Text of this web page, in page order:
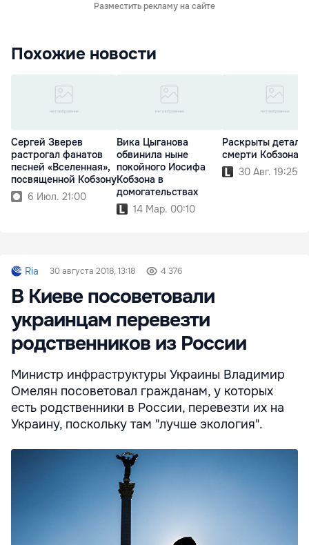
Разместить рекламу на сайте
Похожие новости
Сергей Зверев
растрогал фанатов
песней «Вселенная»,
посвященной Кобзону
6 Июл. 21:00
Вика Цыганова
обвинила ныне
покойного Иосифа
Кобзона в
домогательствах
14 Мар. 00:10
Раскрыты детали
смерти Кобзона
30 Авг. 19:25
Ria 30 августа 2018, 13:18 4 376
В Киеве посоветовали
украинцам перевезти
родственников из России
Министр инфраструктуры Украины Владимир
Омелян посоветовал гражданам, у которых
есть родственники в России, перевезти их на
Украину, поскольку там "лучше экология".